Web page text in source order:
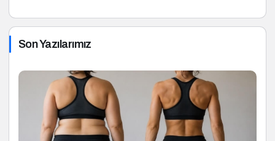
Son Yazılarımız